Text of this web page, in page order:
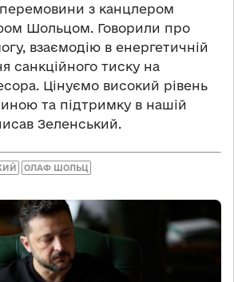
перемовини з канцлером
Шольцом. Говорили про
взаємодію в енергетичній
санкційного тиску на
Цінуємо високий рівень
та підтримку в нашій
Зеленський.
ОЛАФ ШОЛЬЦ